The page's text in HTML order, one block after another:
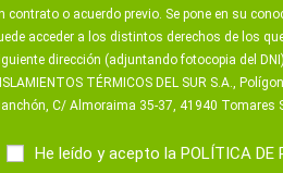
contrato o acuerdo previo. Se pone en su
acceder a los distintos derechos de los
dirección (adjuntando fotocopia del
TÉRMICOS DEL SUR S.A.,
C/ Almoraima 35-37, 41940 Tomares
He leído y acepto la POLÍTICA DE